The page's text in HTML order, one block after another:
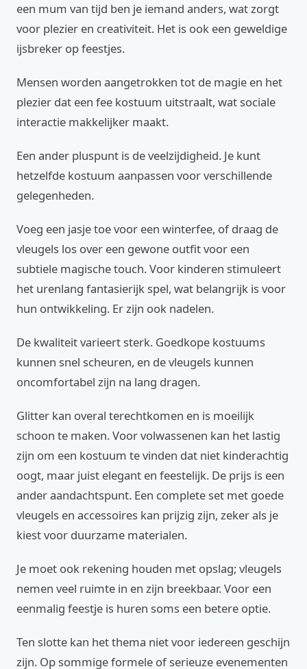
een mum van tijd ben je iemand anders, wat zorgt
voor plezier en creativiteit. Het is ook een geweldige
ijsbreker op feestjes.
Mensen worden aangetrokken tot de magie en het
plezier dat een fee kostuum uitstraalt, wat sociale
interactie makkelijker maakt.
Een ander pluspunt is de veelzijdigheid. Je kunt
hetzelfde kostuum aanpassen voor verschillende
gelegenheden.
Voeg een jasje toe voor een winterfee, of draag de
vleugels los over een gewone outfit voor een
subtiele magische touch. Voor kinderen stimuleert
het urenlang fantasierijk spel, wat belangrijk is voor
hun ontwikkeling. Er zijn ook nadelen.
De kwaliteit varieert sterk. Goedkope kostuums
kunnen snel scheuren, en de vleugels kunnen
oncomfortabel zijn na lang dragen.
Glitter kan overal terechtkomen en is moeilijk
schoon te maken. Voor volwassenen kan het lastig
zijn om een kostuum te vinden dat niet kinderachtig
oogt, maar juist elegant en feestelijk. De prijs is een
ander aandachtspunt. Een complete set met goede
vleugels en accessoires kan prijzig zijn, zeker als je
kiest voor duurzame materialen.
Je moet ook rekening houden met opslag; vleugels
nemen veel ruimte in en zijn breekbaar. Voor een
eenmalig feestje is huren soms een betere optie.
Ten slotte kan het thema niet voor iedereen geschijn
zijn. Op sommige formele of serieuze evenementen